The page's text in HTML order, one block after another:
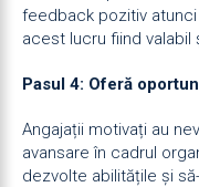
feedback pozitiv
acest lucru fiind valabil
Pasul 4: Oferă
Angajații motivați au
avansare în cadrul
dezvolte abilitățile și